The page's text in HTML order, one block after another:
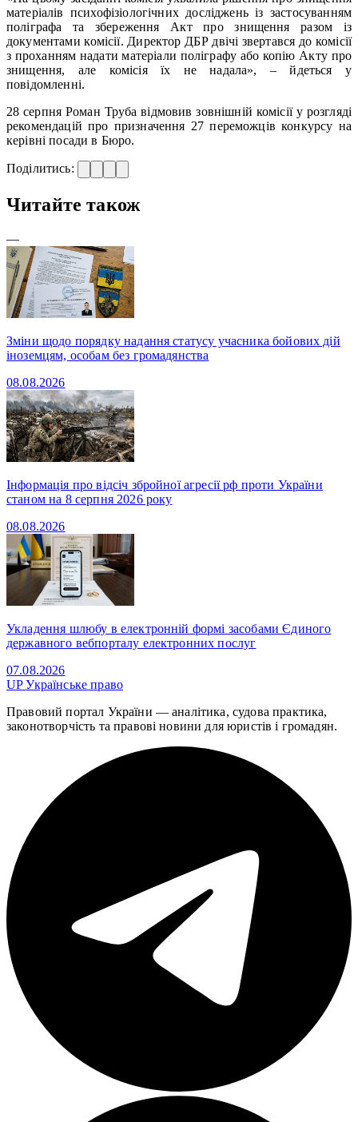
матеріалів психофізіологічних досліджень із застосуванням
поліграфа та збереження Акт про знищення разом із
документами комісії. Директор ДБР двічі звертався до комісії
з проханням надати матеріали поліграфу або копію Акту про
знищення, але комісія їх не надала», – йдеться у
повідомленні.
28 серпня Роман Труба відмовив зовнішній комісії у розгляді
рекомендацій про призначення 27 переможців конкурсу на
керівні посади в Бюро.
Поділитись:
Читайте також
—
Зміни щодо порядку надання статусу учасника бойових дій
іноземцям, особам без громадянства
08.08.2026
Інформація про відсіч збройної агресії рф проти України
станом на 8 серпня 2026 року
08.08.2026
Укладення шлюбу в електронній формі засобами Єдиного
державного вебпорталу електронних послуг
07.08.2026
UPУкраїнське право
Правовий портал України — аналітика, судова практика,
законотворчість та правові новини для юристів і громадян.